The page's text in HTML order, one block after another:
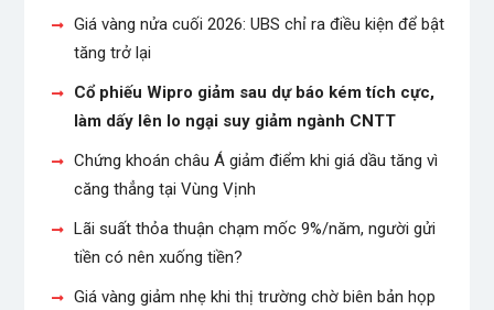
Giá vàng nửa cuối 2026: UBS chỉ ra điều kiện để bật
tăng trở lại
Cổ phiếu Wipro giảm sau dự báo kém tích cực,
làm dấy lên lo ngại suy giảm ngành CNTT
Chứng khoán châu Á giảm điểm khi giá dầu tăng vì
căng thẳng tại Vùng Vịnh
Lãi suất thỏa thuận chạm mốc 9%/năm, người gửi
tiền có nên xuống tiền?
Giá vàng giảm nhẹ khi thị trường chờ biên bản họp